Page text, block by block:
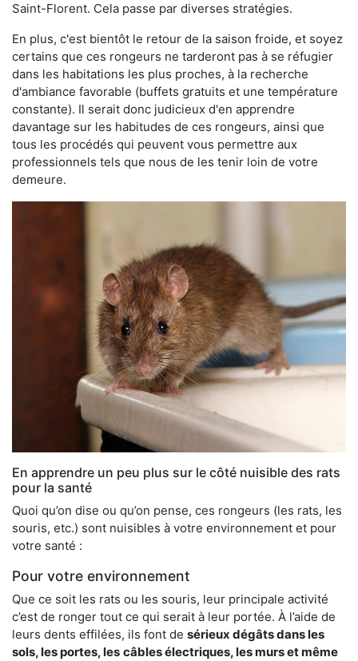
Saint-Florent. Cela passe par diverses stratégies.
En plus, c'est bientôt le retour de la saison froide, et soyez
certains que ces rongeurs ne tarderont pas à se réfugier
dans les habitations les plus proches, à la recherche
d'ambiance favorable (buffets gratuits et une température
constante). Il serait donc judicieux d'en apprendre
davantage sur les habitudes de ces rongeurs, ainsi que
tous les procédés qui peuvent vous permettre aux
professionnels tels que nous de les tenir loin de votre
demeure.
En apprendre un peu plus sur le côté nuisible des rats
pour la santé
Quoi qu’on dise ou qu’on pense, ces rongeurs (les rats, les
souris, etc.) sont nuisibles à votre environnement et pour
votre santé :
Pour votre environnement
Que ce soit les rats ou les souris, leur principale activité
c’est de ronger tout ce qui serait à leur portée. À l’aide de
leurs dents effilées, ils font de sérieux dégâts dans les
sols, les portes, les câbles électriques, les murs et même